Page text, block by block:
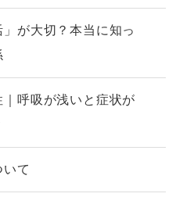
が大切？本当に知っ
呼吸が浅いと症状が
て